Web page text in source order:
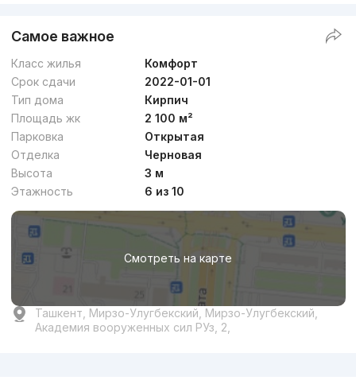
Самое важное
Класс жилья
Комфорт
Срок сдачи
2022-01-01
Тип дома
Кирпич
Площадь жк
2 100 м²
Парковка
Открытая
Отделка
Черновая
Высота
3 м
Этажность
6 из 10
Смотреть на карте
Ташкент, Мирзо-Улугбекский, Мирзо-Улугбекский,
Академия вооруженных сил РУз, 2,